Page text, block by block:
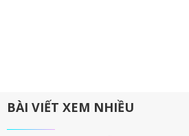
BÀI VIẾT XEM NHIỀU